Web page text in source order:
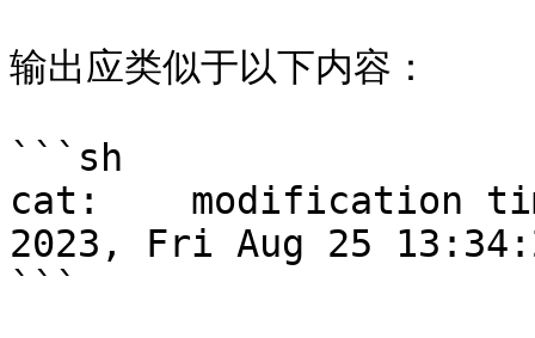
输出应类似于以下内容：
```sh
cat:    modification
2023, Fri Aug 25
```